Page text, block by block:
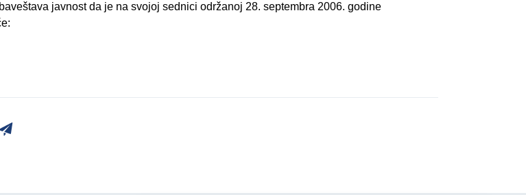
javnost da je na svojoj sednici održanoj 28. septembra 2006. godine